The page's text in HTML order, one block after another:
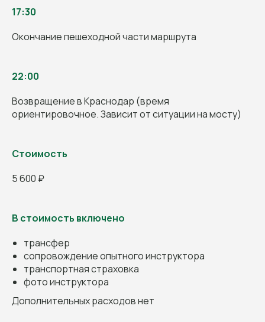
17:30
Окончание пешеходной части маршрута
22:00
Возвращение в Краснодар (время
ориентировочное. Зависит от ситуации на мосту)
Стоимость
5 600 ₽
В стоимость включено
трансфер
сопровождение опытного инструктора
транспортная страховка
фото инструктора
Дополнительных расходов нет
НАШИ ПРЕДЫДУЩИЕ
ПОЕЗДКИ